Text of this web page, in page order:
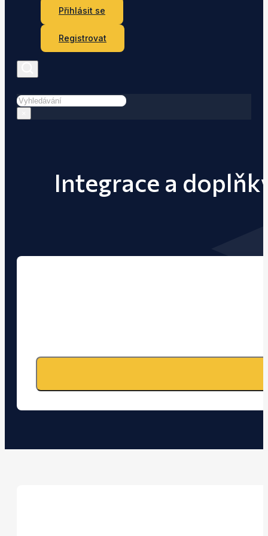
Přihlásit se
Registrovat
Hledat
Integrace a